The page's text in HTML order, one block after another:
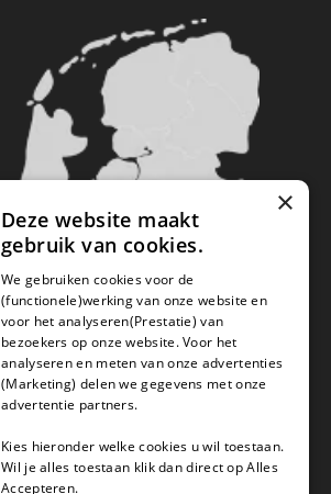
×
Deze website maakt
gebruik van cookies.
We gebruiken cookies voor de
(functionele)werking van onze website en
voor het analyseren(Prestatie) van
bezoekers op onze website. Voor het
analyseren en meten van onze advertenties
(Marketing) delen we gegevens met onze
advertentie partners.
Kies hieronder welke cookies u wil toestaan.
Wil je alles toestaan klik dan direct op Alles
Accepteren.